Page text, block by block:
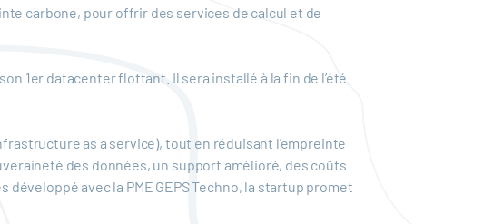
carbone, pour offrir des services de calcul et de
1er datacenter flottant. Il sera installé à la fin de l’été
as a service), tout en réduisant l'empreinte
des données, un support amélioré, des coûts
avec la PME GEPS Techno, la startup promet